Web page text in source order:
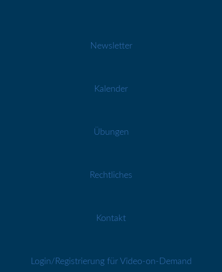
Newsletter
Kalender
Übungen
Rechtliches
Kontakt
Login/Registrierung für Video-on-Demand